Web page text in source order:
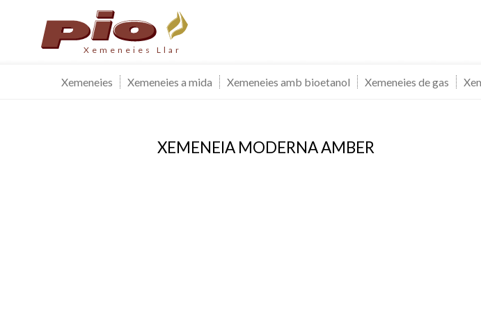
Xemeneies Llar
Xemeneies Xemeneies a mida Xemeneies amb bioetanol Xemeneies de gas
XEMENEIA MODERNA AMBER
Aquest lloc web utilitza cookies pròpies per
millorar els nostres serveis. Si continua
de les mateixes. L'usuari té la possibilitat de
desitja, impedir que siguin instal·lades al
compte que aquesta acció podrà ocasionar